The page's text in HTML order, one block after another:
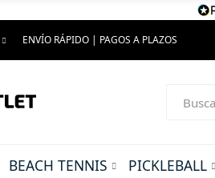
ENVÍO RÁPIDO | PAGOS A PLAZOS
BEACH TENNIS PICKLEBALL